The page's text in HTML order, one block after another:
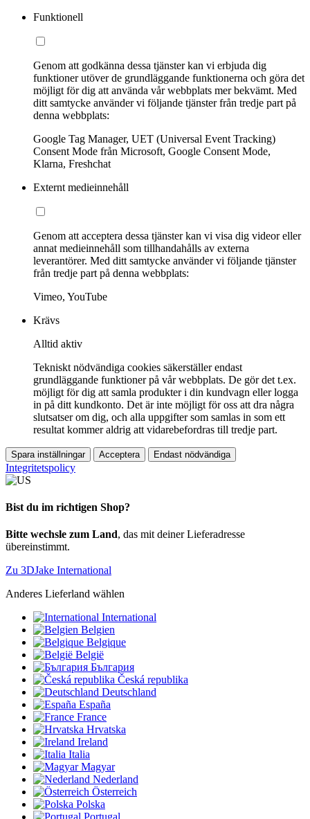
Funktionell
Genom att godkänna dessa tjänster kan vi erbjuda dig
funktioner utöver de grundläggande funktionerna och göra det
möjligt för dig att använda vår webbplats mer bekvämt. Med
ditt samtycke använder vi följande tjänster från tredje part på
denna webbplats:
Google Tag Manager, UET (Universal Event Tracking)
Consent Mode från Microsoft, Google Consent Mode,
Klarna, Freshchat
Externt medieinnehåll
Genom att acceptera dessa tjänster kan vi visa dig videor eller
annat medieinnehåll som tillhandahålls av externa
leverantörer. Med ditt samtycke använder vi följande tjänster
från tredje part på denna webbplats:
Vimeo, YouTube
Krävs
Alltid aktiv
Tekniskt nödvändiga cookies säkerställer endast
grundläggande funktioner på vår webbplats. De gör det t.ex.
möjligt för dig att samla produkter i din kundvagn eller logga
in på ditt kundkonto. Det är inte möjligt för oss att dra några
slutsatser om dig, och alla uppgifter som samlas in som ett
resultat kommer aldrig att vidarebefordras till tredje part.
Spara inställningar Acceptera Endast nödvändiga
Integritetspolicy
Bist du im richtigen Shop?
Bitte wechsle zum Land, das mit deiner Lieferadresse
übereinstimmt.
Zu 3DJake International
Anderes Lieferland wählen
International
Belgien
Belgique
België
България
Česká republika
Deutschland
España
France
Hrvatska
Ireland
Italia
Magyar
Nederland
Österreich
Polska